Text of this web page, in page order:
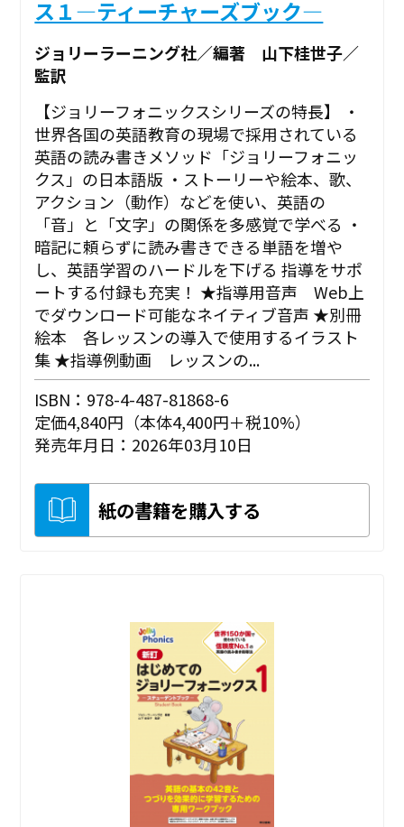
ス１―ティーチャーズブック―
ジョリーラーニング社／編著 山下桂世子／
監訳
【ジョリーフォニックスシリーズの特長】 ・
世界各国の英語教育の現場で採用されている
英語の読み書きメソッド「ジョリーフォニッ
クス」の日本語版 ・ストーリーや絵本、歌、
アクション（動作）などを使い、英語の
「音」と「文字」の関係を多感覚で学べる ・
暗記に頼らずに読み書きできる単語を増や
し、英語学習のハードルを下げる 指導をサポ
ートする付録も充実！ ★指導用音声 Web上
でダウンロード可能なネイティブ音声 ★別冊
絵本 各レッスンの導入で使用するイラスト
集 ★指導例動画 レッスンの...
ISBN：978-4-487-81868-6
定価4,840円（本体4,400円＋税10%）
発売年月日：2026年03月10日
紙の書籍を購入する